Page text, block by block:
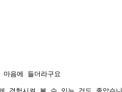
음에 들더라구요